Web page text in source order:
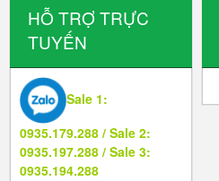
HỖ TRỢ TRỰC
TUYẾN
Sale 1:
0935.179.288 / Sale 2:
0935.197.288 / Sale 3:
0935.194.288